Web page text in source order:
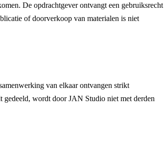
De opdrachtgever ontvangt een gebruiksrecht
of doorverkoop van materialen is niet
van elkaar ontvangen strikt
wordt door JAN Studio niet met derden